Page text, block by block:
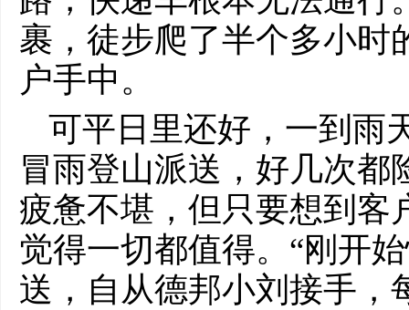
裹，徒步爬了半个多小时
户手中。
可平日里还好，一到雨
冒雨登山派送，好几次都
疲惫不堪，但只要想到客
觉得一切都值得。“刚开
送，自从德邦小刘接手，